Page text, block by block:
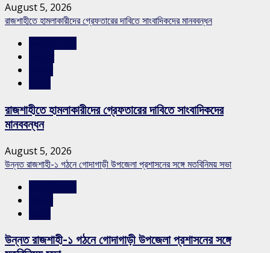
August 5, 2026
রাজশাহীতে হামলাকারীদের গ্রেফতারের দাবিতে সাংবাদিকদের মানববন্ধন
রাজশাহীতে হামলাকারীদের গ্রেফতারের দাবিতে সাংবাদিকদের
মানববন্ধন
August 5, 2026
উন্নত রাজশাহী-১ গঠনে গোদাগাড়ী উপজেলা প্রশাসনের সঙ্গে মতবিনিময় সভা
উন্নত রাজশাহী-১ গঠনে গোদাগাড়ী উপজেলা প্রশাসনের সঙ্গে